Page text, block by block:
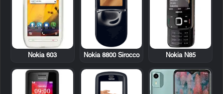
Nokia N85
Nokia 8800 Sirocco
Nokia 603